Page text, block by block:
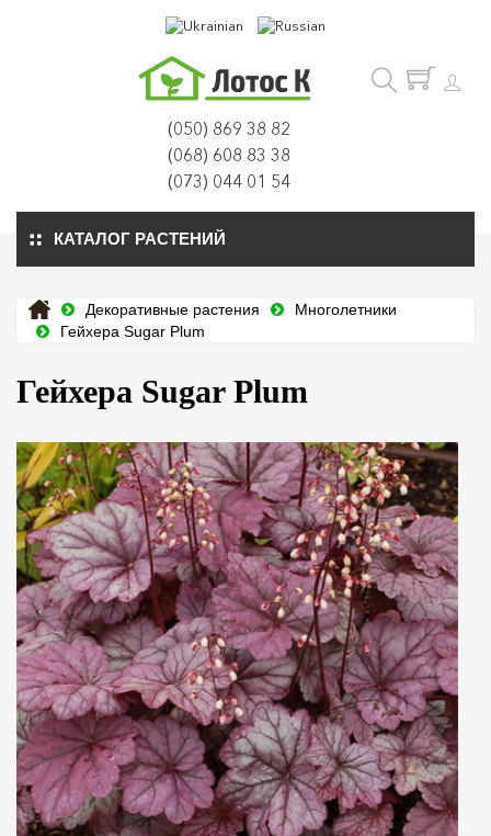
(050) 869 38 82
(068) 608 83 38
(073) 044 01 54
КАТАЛОГ РАСТЕНИЙ
Декоративные растения
Многолетники
Гейхера Sugar Plum
Гейхера Sugar Plum